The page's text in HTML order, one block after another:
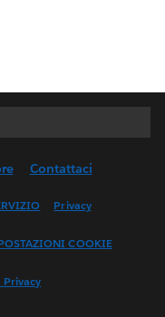
Contattaci
Privacy
COOKIE
Privacy